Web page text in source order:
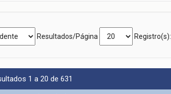
Resultados/Página Registro(s):
1 a 20 de 631